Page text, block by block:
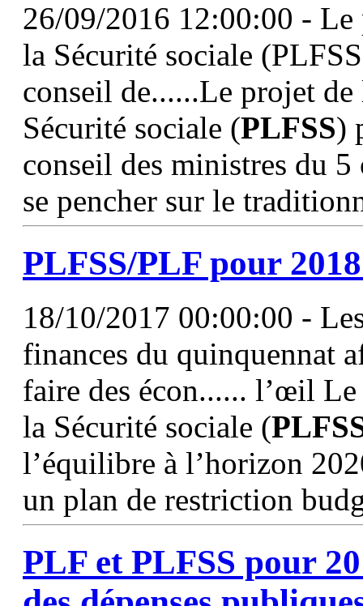
26/09/2016 12:00:00 -
la Sécurité sociale
conseil de......Le projet
Sécurité sociale (PLFSS)
conseil des ministres du
se pencher sur le
PLFSS/PLF pour
18/10/2017 00:00:00 -
finances du quinquennat
faire des écon...... l’œil
la Sécurité sociale (
l’équilibre à l’horizon
un plan de restriction
PLF et PLFSS pour